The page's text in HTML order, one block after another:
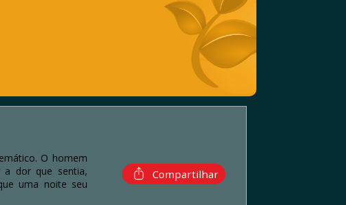
O homem
a dor que sentia,
uma noite seu
Compartilhar